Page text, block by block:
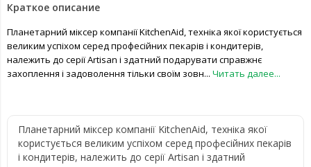
Краткое описание
Планетарний міксер компанії KitchenAid, техніка якої користується
великим успіхом серед професійних пекарів і кондитерів,
належить до серії Artisan і здатний подарувати справжнє
захоплення і задоволення тільки своїм зовн... Читать далее...
Планетарний міксер компанії KitchenAid, техніка якої
користується великим успіхом серед професійних пекарів
і кондитерів, належить до серії Artisan і здатний